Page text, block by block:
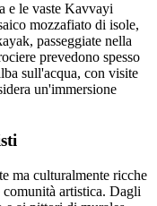
e le vaste Kavvayi
mozzafiato di isole,
passeggiate nella
prevedono spesso
sull'acqua, con visite
un'immersione
ma culturalmente ricche
artistica. Dagli